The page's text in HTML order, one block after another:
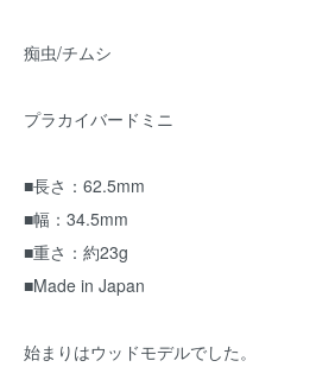
痴虫/チムシ
プラカイバードミニ
■長さ：62.5mm
■幅：34.5mm
■重さ：約23g
■Made in Japan
始まりはウッドモデルでした。